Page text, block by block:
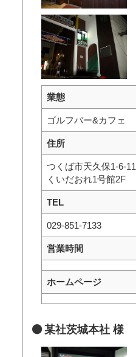
業態
ゴルフバー&カフェ
住所
つくば市天久保1-6-11
くいだおれ1号館2F
TEL
029-851-7133
営業時間
ホームページ
某社茨城本社 様